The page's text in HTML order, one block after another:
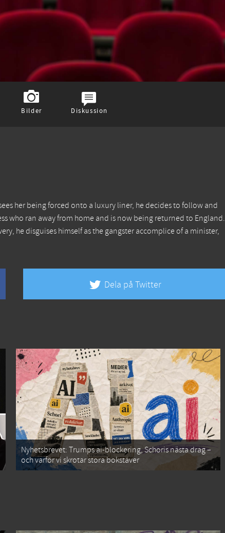
Bilder Diskussion
her being forced onto a luxury liner, he decides to follow and
who ran away from home and is now being returned to England.
he disguises himself as the gangster accomplice of a minister,
Dela på Twitter
Nyhetsbrevet: Trumps ai-blockering, Schoris nästa drag –
och varför vi skrotar stora bokstäver